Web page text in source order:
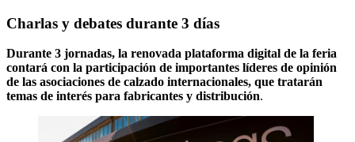
Charlas y debates durante 3 días
Durante 3 jornadas, la renovada plataforma digital de la feria
contará con la participación de importantes líderes de opinión
de las asociaciones de calzado internacionales, que tratarán
temas de interés para fabricantes y distribución.